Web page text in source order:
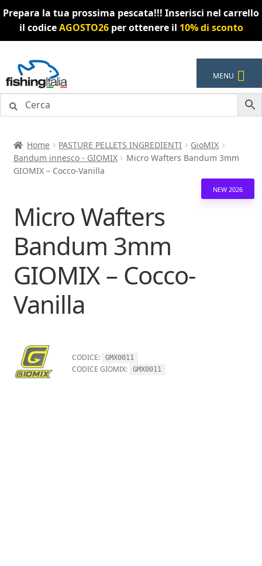
Prepara la tua prossima pescata!!! Inserisci nel carrello
il codiceAGOSTO26per ottenere il 10% di sconto
alla
navigazione
al
contenuto
MENU
Home PASTURE PELLETS INGREDIENTI
GioMIX
Bandum innesco - GIOMIX
Micro Wafters Bandum 3mm
GIOMIX – Cocco-Vanilla
NEW 2026
Micro Wafters
Bandum 3mm
GIOMIX – Cocco-
Vanilla
CODICE: GMX0011
CODICE GIOMIX: GMX0011